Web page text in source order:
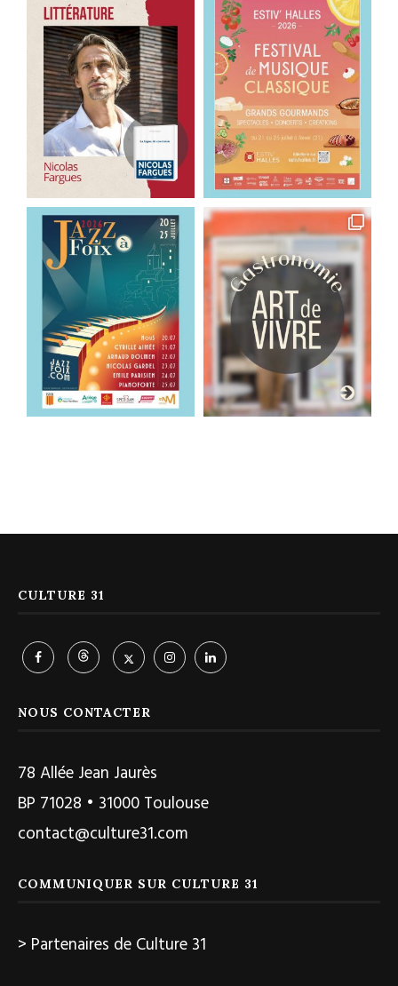
CULTURE 31
NOUS CONTACTER
78 Allée Jean Jaurès
BP 71028 • 31000 Toulouse
contact@culture31.com
COMMUNIQUER SUR CULTURE 31
> Partenaires de Culture 31